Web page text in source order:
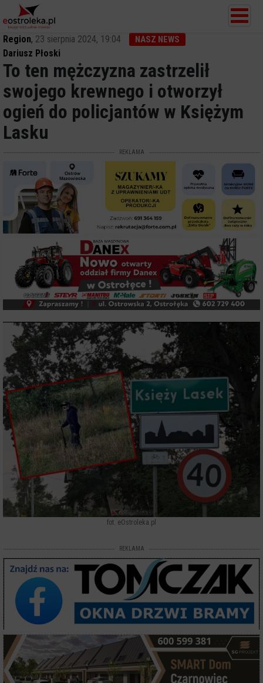
Region, 23 sierpnia 2024, 19:04 NASZ NEWS
Dariusz Płoski
To ten mężczyzna zastrzelił
swojego krewnego i otworzył
ogień do policjantów w Księżym
Lasku
REKLAMA
fot. eOstroleka.pl
REKLAMA